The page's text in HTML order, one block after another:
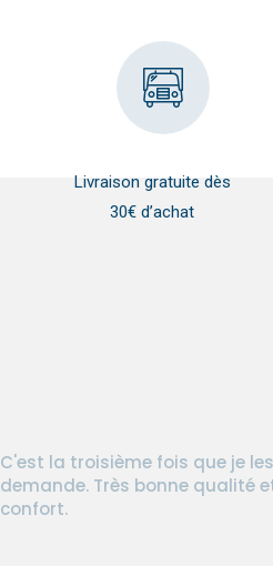
Livraison gratuite dès
30€ d’achat
C'est la troisième fois que je les
demande. Très bonne qualité
confort.